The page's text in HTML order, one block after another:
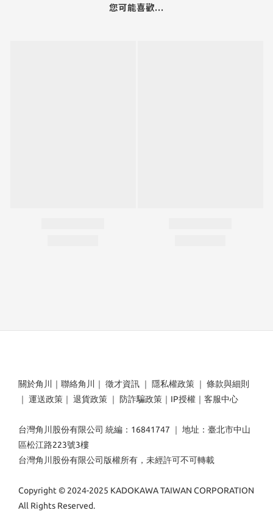
您可能喜歡...
關於角川 ｜ 聯絡角川 ｜ 徵才資訊 ｜ 隱私權政策 ｜ 條款與細則
｜ 運送政策 ｜ 退貨政策 ｜ 防詐騙政策 ｜ IP授權 ｜ 客服中心
台灣角川股份有限公司 統編：16841747 ｜ 地址：臺北市中山
區松江路223號3樓
台灣角川股份有限公司版權所有，未經許可不可轉載
Copyright © 2024-2025 KADOKAWA TAIWAN CORPORATION
All Rights Reserved.